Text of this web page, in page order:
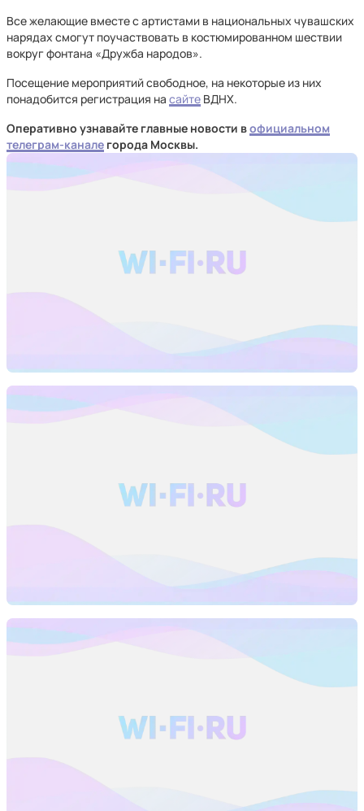
Все желающие вместе с артистами в национальных чувашских
нарядах смогут поучаствовать в костюмированном шествии
вокруг фонтана «Дружба народов».
Посещение мероприятий свободное, на некоторые из них
понадобится регистрация на сайте ВДНХ.
Оперативно узнавайте главные новости вофициальном
телеграм-канале города Москвы.